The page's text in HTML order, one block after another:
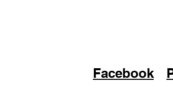
Facebook